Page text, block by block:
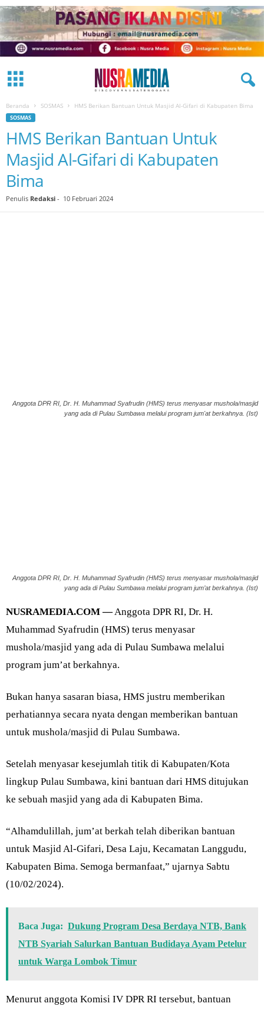
Beranda SOSMAS HMS Berikan Bantuan Untuk Masjid Al-Gifari di Kabupaten Bima
SOSMAS
HMS Berikan Bantuan Untuk
Masjid Al-Gifari di Kabupaten
Bima
Penulis Redaksi - 10 Februari 2024
Anggota DPR RI, Dr. H. Muhammad Syafrudin (HMS) terus menyasar mushola/masjid
yang ada di Pulau Sumbawa melalui program jum'at berkahnya. (Ist)
Anggota DPR RI, Dr. H. Muhammad Syafrudin (HMS) terus menyasar mushola/masjid
yang ada di Pulau Sumbawa melalui program jum’at berkahnya. (Ist)
NUSRAMEDIA.COM —Anggota DPR RI, Dr. H.
Muhammad Syafrudin (HMS) terus menyasar
mushola/masjid yang ada di Pulau Sumbawa melalui
program jum’at berkahnya.
Bukan hanya sasaran biasa, HMS justru memberikan
perhatiannya secara nyata dengan memberikan bantuan
untuk mushola/masjid di Pulau Sumbawa.
Setelah menyasar kesejumlah titik di Kabupaten/Kota
lingkup Pulau Sumbawa, kini bantuan dari HMS ditujukan
ke sebuah masjid yang ada di Kabupaten Bima.
“Alhamdulillah, jum’at berkah telah diberikan bantuan
untuk Masjid Al-Gifari, Desa Laju, Kecamatan Langgudu,
Kabupaten Bima. Semoga bermanfaat,” ujarnya Sabtu
(10/02/2024).
Baca Juga: Dukung Program Desa Berdaya NTB, Bank
NTB Syariah Salurkan Bantuan Budidaya Ayam Petelur
untuk Warga Lombok Timur
Menurut anggota Komisi IV DPR RI tersebut, bantuan